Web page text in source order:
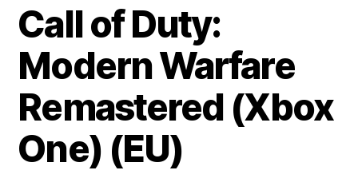
Call of Duty:
Modern Warfare
Remastered (Xbox
One) (EU)